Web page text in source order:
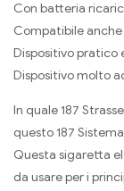
Con batteria
Compatibile anche
Dispositivo pratico
Dispositivo molto
In quale 187
questo 187
Questa sigaretta
da usare per i